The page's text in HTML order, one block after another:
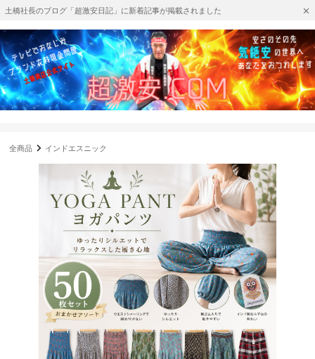
土橋社長のブログ「超激安日記」に新着記事が掲載されました
全商品 インドエスニック